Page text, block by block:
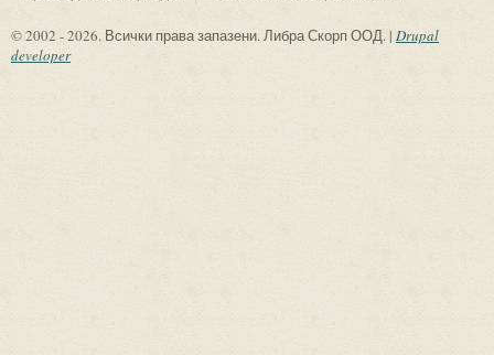
© 2002 - 2026. Всички права запазени. Либра Скорп ООД. | Drupal
developer